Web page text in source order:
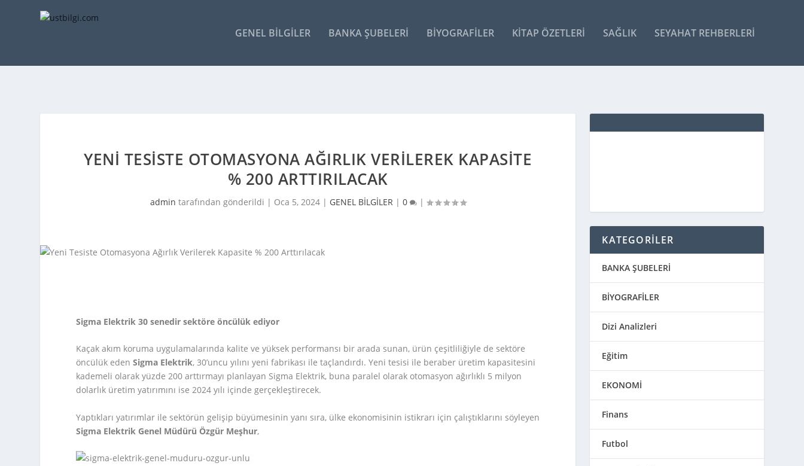
GENEL BILGILER BANKA ŞUBELERI BIYOGRAFILER KITAP ÖZETLERI SAĞLIK SEYAHAT REHBERLERI
YENI TESISTE OTOMASYONA AĞIRLIK VERILEREK KAPASITE
% 200 ARTTIRILACAK
admin tarafından gönderildi | Oca 5, 2024| GENEL BİLGİLER| 0 |
Sigma Elektrik 30 senedir sektöre öncülük ediyor
Kaçak akım koruma uygulamalarında kalite ve yüksek performansı bir arada sunan, ürün çeşitliliğiyle de sektöre
öncülük edenSigma Elektrik, 30’uncu yılını yeni fabrikası ile taçlandırdı. Yeni tesisi ile beraber üretim kapasitesini
kademeli olarak yüzde 200 arttırmayı planlayan Sigma Elektrik, buna paralel olarak otomasyon ağırlıklı 5 milyon
dolarlık üretim yatırımını ise 2024 yılı içinde gerçekleştirecek.
Yaptıkları yatırımlar ile sektörün gelişip büyümesinin yanı sıra, ülke ekonomisinin istikrarı için çalıştıklarını söyleyen
Sigma Elektrik Genel Müdürü Özgür Meşhur,
KATEGORİLER
BANKA ŞUBELERİ
BİYOGRAFİLER
Dizi Analizleri
Eğitim
EKONOMİ
Finans
Futbol